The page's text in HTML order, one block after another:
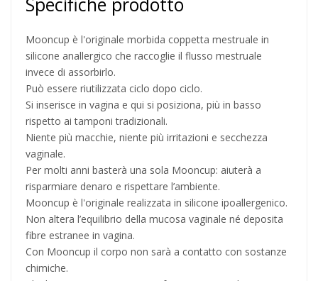
Mooncup è l'originale morbida coppetta mestruale in
silicone anallergico che raccoglie il flusso mestruale
invece di assorbirlo.
Può essere riutilizzata ciclo dopo ciclo.
Si inserisce in vagina e qui si posiziona, più in basso
rispetto ai tamponi tradizionali.
Niente più macchie, niente più irritazioni e secchezza
vaginale.
Per molti anni basterà una sola Mooncup: aiuterà a
risparmiare denaro e rispettare l’ambiente.
Mooncup è l'originale realizzata in silicone ipoallergenico.
Non altera l’equilibrio della mucosa vaginale né deposita
fibre estranee in vagina.
Con Mooncup il corpo non sarà a contatto con sostanze
chimiche.